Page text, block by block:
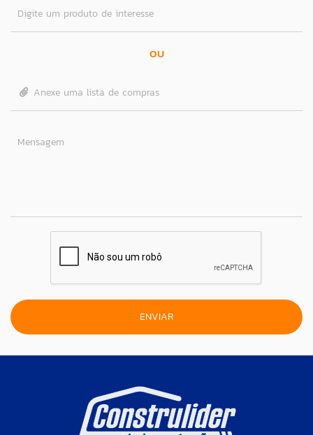
Digite um produto de interesse
OU
Anexe uma lista de compras
Mensagem